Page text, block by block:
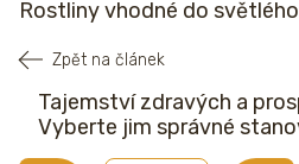
Rostliny vhodné do
Zpět na článek
Tajemství zdravých a
Vyberte jim správné